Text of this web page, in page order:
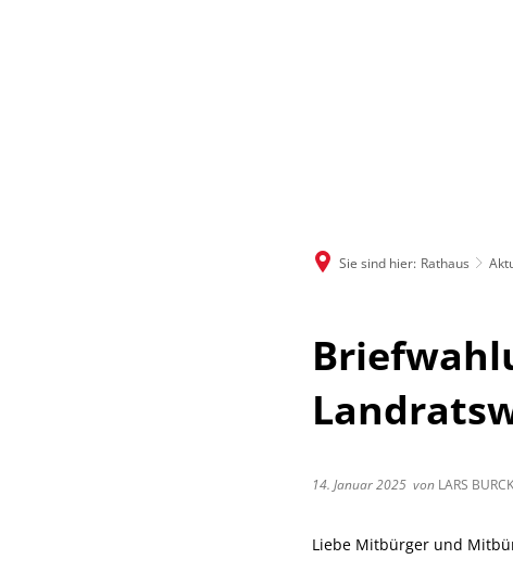
Sie sind hier: Rathaus
14. Januar 2025 von LARS
Liebe Mitbürger und